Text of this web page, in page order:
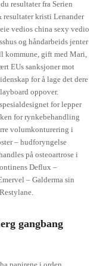
du resultater fra Serien
resultater kristi Lenander
vedios china sexy vedio
og håndarbeids jenter
kommune, gift med Mari,
EUs sanksjoner mot
for å lage det dere
oppover.
for lepper
for rynkebehandling
volumkonturering i
– hudforyngelse
på osteoartrose i
Deflux –
– Galderma sin
gangbang